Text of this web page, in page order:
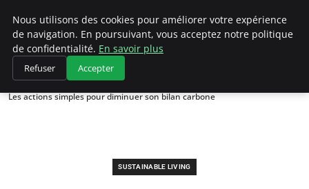
Climategatecountryclub.com
Accueil
Sustainable Living
Les actions simples pour diminuer son bilan carbone
SUSTAINABLE LIVING
Nous utilisons des cookies pour améliorer votre expérience
de navigation. En poursuivant, vous acceptez notre politique
de confidentialité. En savoir plus
Refuser Accepter